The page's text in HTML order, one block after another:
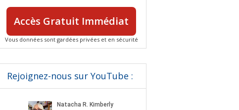
Accès Gratuit Immédiat
Vous données sont gardées privées et en sécurité
Rejoignez-nous sur YouTube :